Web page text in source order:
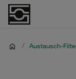
/ Austausch-